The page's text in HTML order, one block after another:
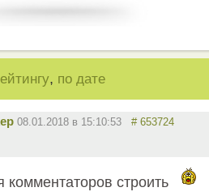
, по дате
08.01.2018 в 15:10:53 # 653724
строить